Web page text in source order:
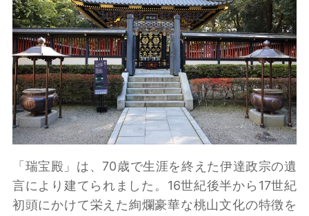
「瑞宝殿」は、70歳で生涯を終えた伊達政宗の遺
言により建てられました。16世紀後半から17世紀
初頭にかけて栄えた絢爛豪華な桃山文化の特徴を